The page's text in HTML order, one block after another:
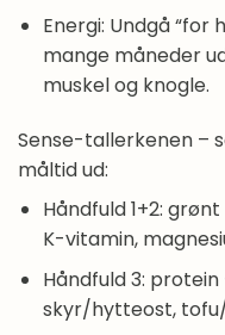
Energi: Undgå
mange måneder
muskel og knogle.
Sense-tallerkenen –
måltid ud:
Håndfuld 1+2:
K-vitamin,
Håndfuld 3:
skyr/hytteost,